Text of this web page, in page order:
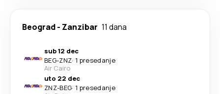
Beograd- Zanzibar 11 dana
sub 12 dec
BEG-ZNZ· 1 presedanje
Air Cairo
uto 22 dec
ZNZ-BEG· 1 presedanje